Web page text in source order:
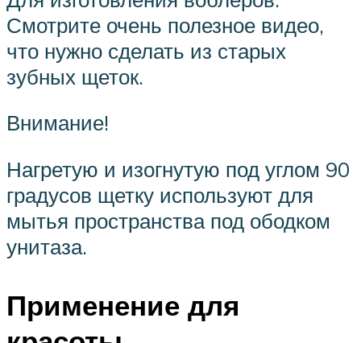
Смотрите очень полезное видео,
что нужно сделать из старых
зубных щеток.
Внимание!
Нагретую и изогнутую под углом 90
градусов щетку используют для
мытья пространства под ободком
унитаза.
Применение для